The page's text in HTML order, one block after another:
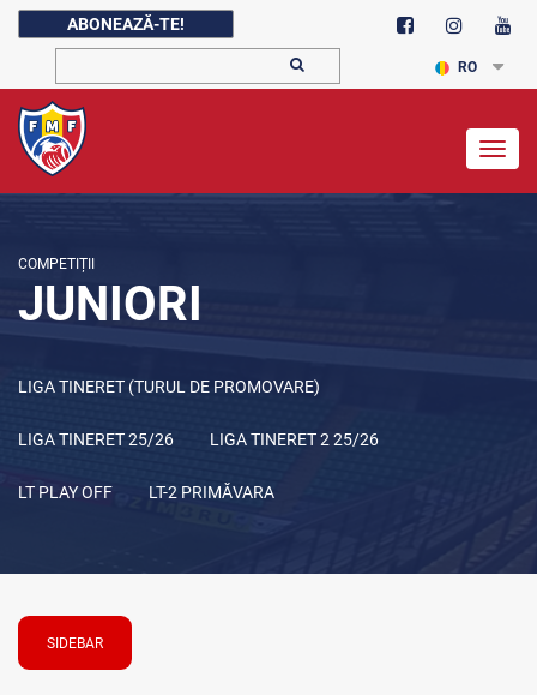
ABONEAZĂ-TE!
RO
COMPETIȚII
JUNIORI
LIGA TINERET (TURUL DE PROMOVARE)
LIGA TINERET 25/26 LIGA TINERET 2 25/26
LT PLAY OFF LT-2 PRIMĂVARA
SIDEBAR